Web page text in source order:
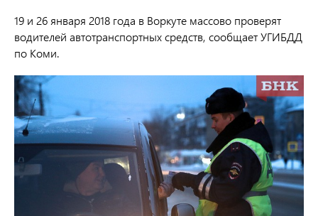
19 и 26 января 2018 года в Воркуте массово проверят
водителей автотранспортных средств, сообщает УГИБДД
по Коми.